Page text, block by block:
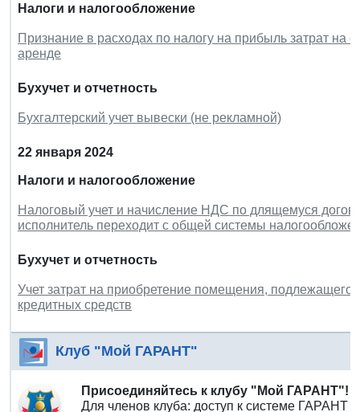
Налоги и налогообложение
Признание в расходах по налогу на прибыль затрат на
аренде
Бухучет и отчетность
Бухгалтерский учет вывески (не рекламной)
22 января 2024
Налоги и налогообложение
Налоговый учет и начисление НДС по длящемуся
исполнитель переходит с общей системы
Бухучет и отчетность
Учет затрат на приобретение помещения, подлежащего
кредитных средств
Клуб "Мой ГАРАНТ"
Присоединяйтесь к клубу "Мой ГАРАНТ"!
Для членов клуба: доступ к системе ГАРАНТ